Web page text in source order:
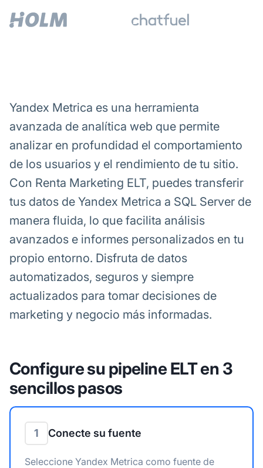
Yandex Metrica es una herramienta
avanzada de analítica web que permite
analizar en profundidad el comportamiento
de los usuarios y el rendimiento de tu sitio.
Con Renta Marketing ELT, puedes transferir
tus datos de Yandex Metrica a SQL Server de
manera fluida, lo que facilita análisis
avanzados e informes personalizados en tu
propio entorno. Disfruta de datos
automatizados, seguros y siempre
actualizados para tomar decisiones de
marketing y negocio más informadas.
Configure su pipeline ELT en 3
sencillos pasos
1 Conecte su fuente
Seleccione Yandex Metrica como fuente de